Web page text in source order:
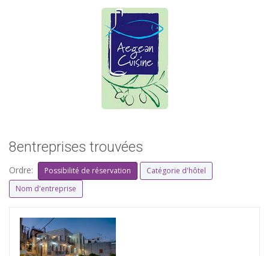
8entreprises trouvées
Ordre: Possibilité de réservation
Catégorie d'hôtel
Nom d'entreprise